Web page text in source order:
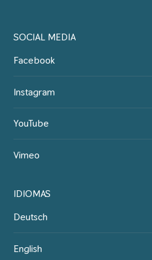
SOCIAL MEDIA
Facebook
Instagram
YouTube
Vimeo
IDIOMAS
Deutsch
English